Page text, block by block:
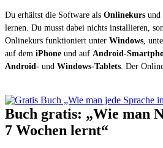
Du erhältst die Software als Onlinekurs und
lernen. Du musst dabei nichts installieren,
Onlinekurs funktioniert unter Windows,
auf dem iPhone und auf Android-
Android- und Windows-Tablets. Der
Buch gratis: „Wie man
7 Wochen lernt“